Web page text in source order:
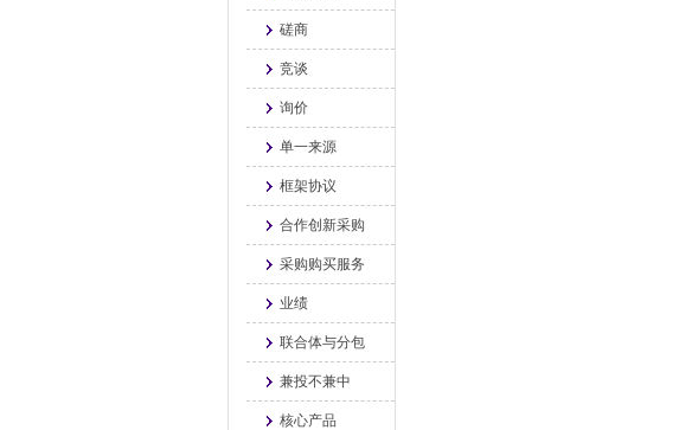
磋商
竞谈
询价
单一来源
框架协议
合作创新采购
采购购买服务
业绩
联合体与分包
兼投不兼中
核心产品